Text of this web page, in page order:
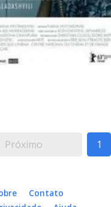
Próximo 1
Contato